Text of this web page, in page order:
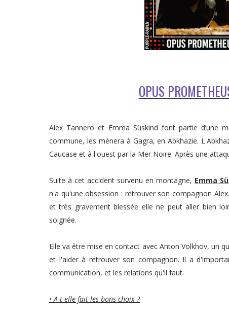
OPUS
Alex Tannero et Emma Süskind font partie d’une
commune, les mènera à Gagra, en Abkhazie.
Caucase et à l'ouest par la Mer Noire. Après une
Suite à cet accident survenu en montagne, Emma
n'a qu'une obsession : retrouver son compagnon
et très gravement blessée elle ne peut aller bien
soignée.
Elle va être mise en contact avec Anton Volkhov, un
et l'aider à retrouver son compagnon. Il a
communication, et les relations qu'il faut.
• A-t-elle fait les bons choix ?